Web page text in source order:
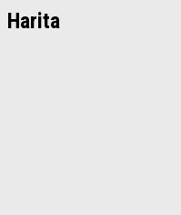
Harita